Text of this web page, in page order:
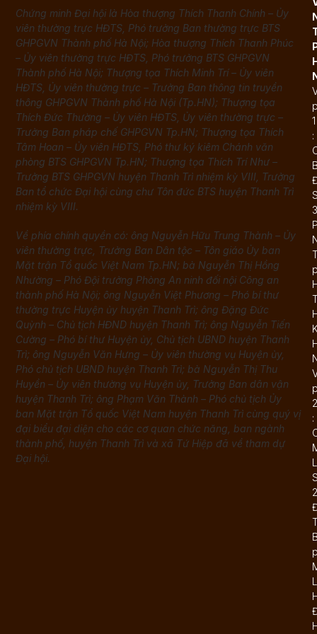
Chứng minh Đại hội là Hòa thượng Thích Thanh Chính – Ủy
viên thường trực HĐTS, Phó trưởng Ban thường trực BTS
GHPGVN Thành phố Hà Nội; Hòa thượng Thích Thanh Phúc
– Ủy viên thường trực HĐTS, Phó trưởng BTS GHPGVN
Thành phố Hà Nội; Thượng tọa Thích Minh Trí – Ủy viên
HĐTS, Ủy viên thường trực – Trưởng Ban thông tin truyền
thông GHPGVN Thành phố Hà Nội (Tp.HN); Thượng tọa
Thích Đức Thường – Ủy viên HĐTS, Ủy viên thường trực –
Trưởng Ban pháp chế GHPGVN Tp.HN; Thượng tọa Thích
Tâm Hoan – Ủy viên HĐTS, Phó thư ký kiêm Chánh văn
phòng BTS GHPGVN Tp.HN; Thượng tọa Thích Trí Như –
Trưởng BTS GHPGVN huyện Thanh Trì nhiệm kỳ VIII, Trưởng
Ban tổ chức Đại hội cùng chư Tôn đức BTS huyện Thanh Trì
nhiệm kỳ VIII.
Về phía chính quyền có: ông Nguyễn Hữu Trung Thành – Ủy
viên thường trực, Trưởng Ban Dân tộc – Tôn giáo Ủy ban
Mặt trận Tổ quốc Việt Nam Tp.HN; bà Nguyễn Thị Hồng
Nhường – Phó Đội trưởng Phòng An ninh đối nội Công an
thành phố Hà Nội; ông Nguyễn Việt Phương – Phó bí thư
thường trực Huyện ủy huyện Thanh Trì; ông Đặng Đức
Quỳnh – Chủ tịch HĐND huyện Thanh Trì; ông Nguyễn Tiến
Cường – Phó bí thư Huyện ủy, Chủ tịch UBND huyện Thanh
Trì; ông Nguyễn Văn Hưng – Ủy viên thường vụ Huyện ủy,
Phó chủ tịch UBND huyện Thanh Trì; bà Nguyễn Thị Thu
Huyền – Ủy viên thường vụ Huyện ủy, Trưởng Ban dân vận
huyện Thanh Trì; ông Phạm Văn Thành – Phó chủ tịch Ủy
ban Mặt trận Tổ quốc Việt Nam huyện Thanh Trì cùng quý vị
đại biểu đại diện cho các cơ quan chức năng, ban ngành
thành phố, huyện Thanh Trì và xã Tứ Hiệp đã về tham dự
Đại hội.
1
:
3
2
:
2